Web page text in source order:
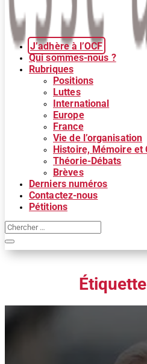
J’adhère à l’OCF
Qui sommes-nous ?
Rubriques
Positions
Luttes
International
Europe
France
Vie de l’organisation
Histoire, Mémoire et
Théorie-Débats
Brèves
Derniers numéros
Contactez-nous
Pétitions